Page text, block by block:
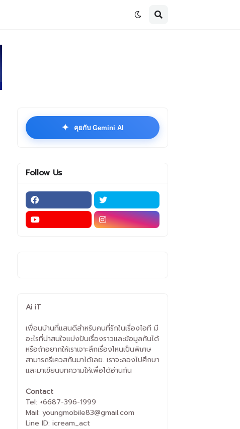
✦ คุยกับ Gemini AI
Follow Us
Ai iT
เพื่อนบ้านที่แสนดีสำหรับคนที่รักในเรื่องไอที มี
อะไรที่น่าสนใจแบ่งปันเรื่องราวและข้อมูลกันได้
หรือถ้าอยากให้เราเจาะลึกเรื่องไหนเป็นพิเศษ
สามารถรีเควสกันมาได้เลย. เราจะลองไปศึกษา
และมาเขียนบทความให้เพื่อได้อ่านกัน
Contact
Tel: +6687-396-1999
Mail: youngmobile83@gmail.com
Line ID: icream_act